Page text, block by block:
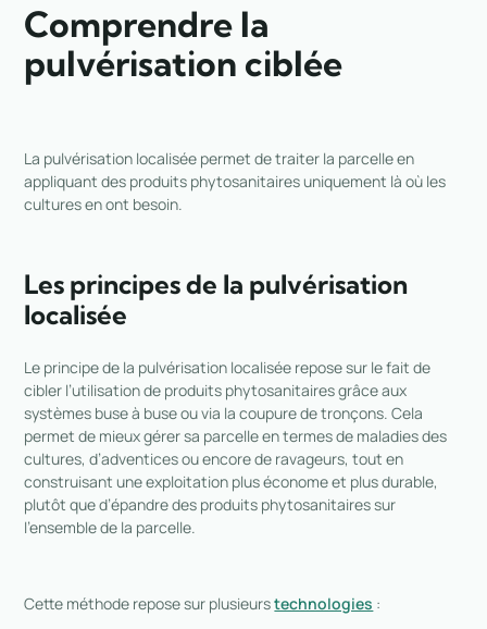
Comprendre la
pulvérisation ciblée
La pulvérisation localisée permet de traiter la parcelle en
appliquant des produits phytosanitaires uniquement là où les
cultures en ont besoin.
Les principes de la pulvérisation
localisée
Le principe de la pulvérisation localisée repose sur le fait de
cibler l’utilisation de produits phytosanitaires grâce aux
systèmes buse à buse ou via la coupure de tronçons. Cela
permet de mieux gérer sa parcelle en termes de maladies des
cultures, d’adventices ou encore de ravageurs, tout en
construisant une exploitation plus économe et plus durable,
plutôt que d’épandre des produits phytosanitaires sur
l’ensemble de la parcelle.
Cette méthode repose sur plusieurstechnologies :